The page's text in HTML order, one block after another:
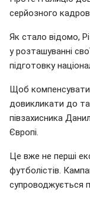
серйозного
Як стало відомо,
у розташуванні
підготовку
Щоб компенсувати
довикликати до
півзахисника
Європі.
Це вже не перші
футболістів.
супроводжується